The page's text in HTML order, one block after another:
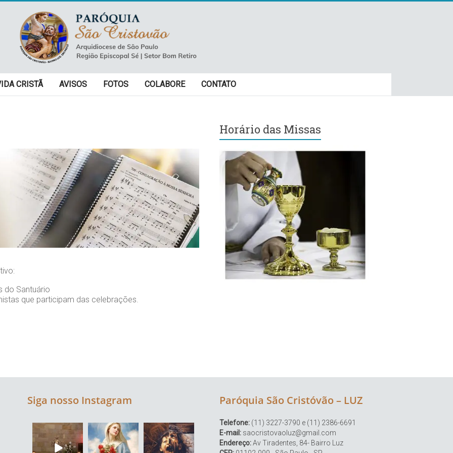
CRISTÃ AVISOS FOTOS COLABORE CONTATO
do Santuário
que participam das celebrações.
Horário das Missas
Siga nosso Instagram Paróquia São Cristóvão – LUZ
Telefone: (11) 3227-3790 e (11) 2386-6691
E-mail: saocristovaoluz@gmail.com
Endereço:Av Tiradentes, 84- Bairro Luz